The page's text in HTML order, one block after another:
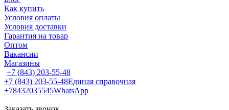
Как купить
Условия оплаты
Условия доставки
Гарантия на товар
Оптом
Вакансии
Магазины
+7 (843) 203-55-48
+7 (843) 203-55-48Единая справочная
+78432035545WhatsApp